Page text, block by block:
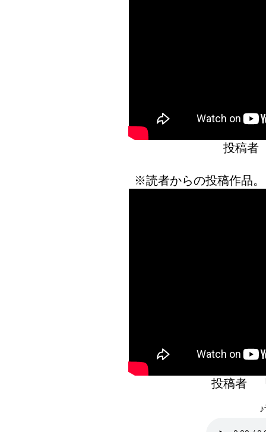
投稿
※読者からの投稿作品
投稿者